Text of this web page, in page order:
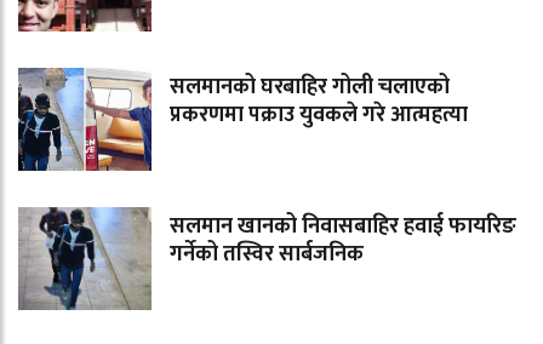
सलमानको घरबाहिर गोली चलाएको
प्रकरणमा पक्राउ युवकले गरे आत्महत्या
सलमान खानको निवासबाहिर हवाई फायरिङ
गर्नेको तस्विर सार्बजनिक